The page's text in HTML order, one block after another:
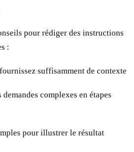
pour rédiger des instructions
:
suffisamment de contexte
complexes en étapes
pour illustrer le résultat